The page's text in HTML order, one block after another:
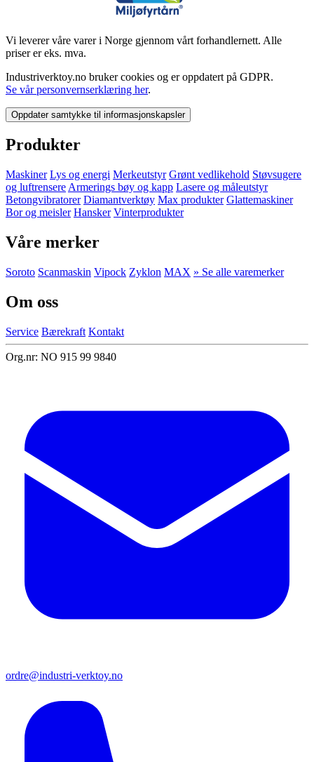
Vi leverer våre varer i Norge gjennom vårt forhandlernett. Alle
priser er eks. mva.
Industriverktoy.no bruker cookies og er oppdatert på GDPR.
Se vår personvernserklæring her.
Oppdater samtykke til informasjonskapsler
Produkter
Maskiner Lys og energi Merkeutstyr Grønt vedlikehold Støvsugere
og luftrensere Armerings bøy og kapp Lasere og måleutstyr
Betongvibratorer Diamantverktøy Max produkter Glattemaskiner
Bor og meisler Hansker Vinterprodukter
Våre merker
Soroto Scanmaskin Vipock Zyklon MAX » Se alle varemerker
Om oss
Service Bærekraft Kontakt
Org.nr: NO 915 99 9840
ordre@industri-verktoy.no